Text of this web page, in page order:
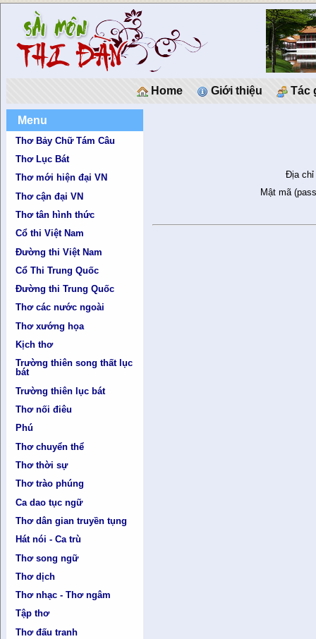
Home Giới thiệu Tác
Menu
Thơ Bảy Chữ Tám Câu
Thơ Lục Bát
Thơ mới hiện đại VN
Thơ cận đại VN
Thơ tân hình thức
Cổ thi Việt Nam
Đường thi Việt Nam
Cổ Thi Trung Quốc
Đường thi Trung Quốc
Thơ các nước ngoài
Thơ xướng họa
Kịch thơ
Trường thiên song thất lục
bát
Trường thiên lục bát
Thơ nối điêu
Phú
Thơ chuyển thể
Thơ thời sự
Thơ trào phúng
Ca dao tục ngữ
Thơ dân gian truyền tụng
Hát nói - Ca trù
Thơ song ngữ
Thơ dịch
Thơ nhạc - Thơ ngâm
Tập thơ
Thơ đấu tranh
Địa chỉ
Mật mã